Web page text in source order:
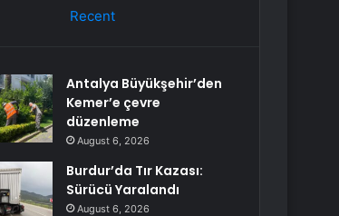
Recent
Antalya Büyükşehir’den
Kemer’e çevre
düzenleme
August 6, 2026
Burdur’da Tır Kazası:
Sürücü Yaralandı
August 6, 2026